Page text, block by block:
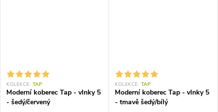
KOLEKCE: TAP
Moderní koberec Tap - vlnky 5
- šedý/červený
KOLEKCE: TAP
Moderní koberec Tap - vlnky 5
- tmavě šedý/bílý